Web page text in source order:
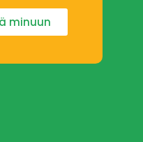
minuun